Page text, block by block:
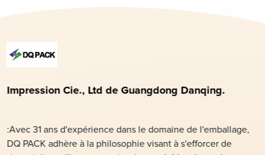
Impression Cie., Ltd de Guangdong Danqing.
:Avec 31 ans d'expérience dans le domaine de l'emballage,
DQ PACK adhère à la philosophie visant à s'efforcer de